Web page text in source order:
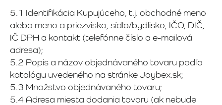
5.1 Identifikácia Kupujúceho, t.j. obchodné meno
alebo meno a priezvisko, sídlo/bydlisko, IČO, DIČ,
IČ DPH a kontakt (telefónne číslo a e-mailová
adresa);
5.2 Popis a názov objednávaného tovaru podľa
katalógu uvedeného na stránke Joybex.sk;
5.3 Množstvo objednávaného tovaru;
5.4 Adresa miesta dodania tovaru (ak nebude